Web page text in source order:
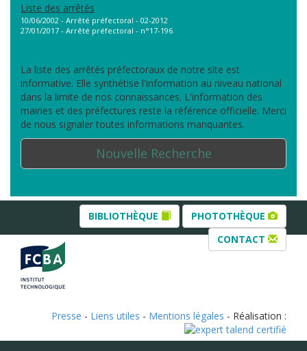
Liste des arrêtés
10/06/2002 - Arrêté préfectoral - 02-2012
27/01/2017 - Arrêté préfectoral - n°17-196
La liste des arrêtés préfectoraux de notre site est
informative. Elle synthétise l'information au niveau national
dans la limite de nos connaissances. L'information des
mairies et des préfectures reste la référence officielle. Merci
de nous signaler toutes informations manquantes.
Nouvelle Recherche
BIBLIOTHÈQUE
PHOTOTHÈQUE
CONTACT
Presse - Liens utiles - Mentions légales - Réalisation :